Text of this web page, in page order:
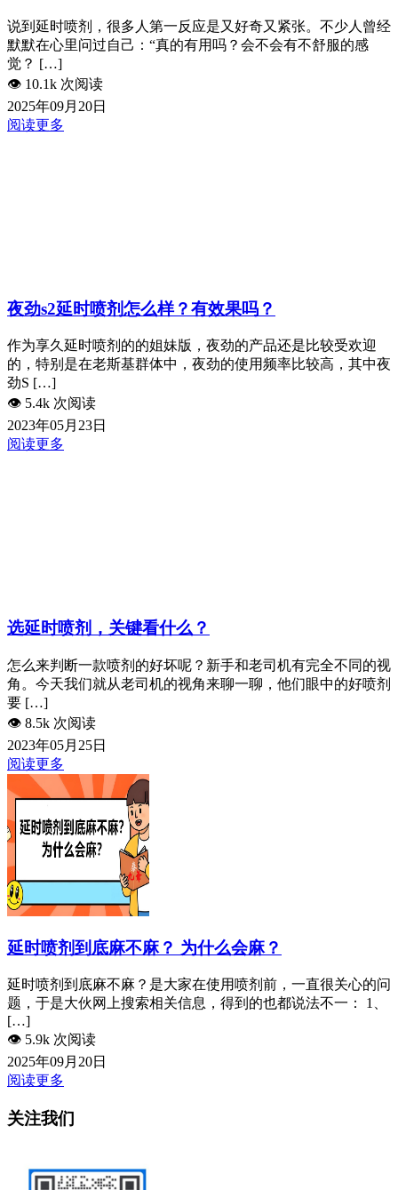
说到延时喷剂，很多人第一反应是又好奇又紧张。不少人曾经
默默在心里问过自己：“真的有用吗？会不会有不舒服的感
觉？ […]
👁️ 10.1k 次阅读
2025年09月20日
阅读更多
夜劲s2延时喷剂怎么样？有效果吗？
作为享久延时喷剂的的姐妹版，夜劲的产品还是比较受欢迎
的，特别是在老斯基群体中，夜劲的使用频率比较高，其中夜
劲S […]
👁️ 5.4k 次阅读
2023年05月23日
阅读更多
选延时喷剂，关键看什么？
怎么来判断一款喷剂的好坏呢？新手和老司机有完全不同的视
角。今天我们就从老司机的视角来聊一聊，他们眼中的好喷剂
要 […]
👁️ 8.5k 次阅读
2023年05月25日
阅读更多
延时喷剂到底麻不麻？ 为什么会麻？
延时喷剂到底麻不麻？是大家在使用喷剂前，一直很关心的问
题，于是大伙网上搜索相关信息，得到的也都说法不一： 1、
[…]
👁️ 5.9k 次阅读
2025年09月20日
阅读更多
关注我们